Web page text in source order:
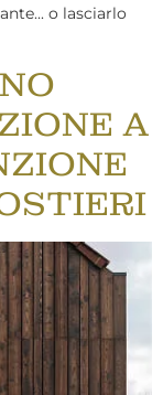
o lasciarlo
A